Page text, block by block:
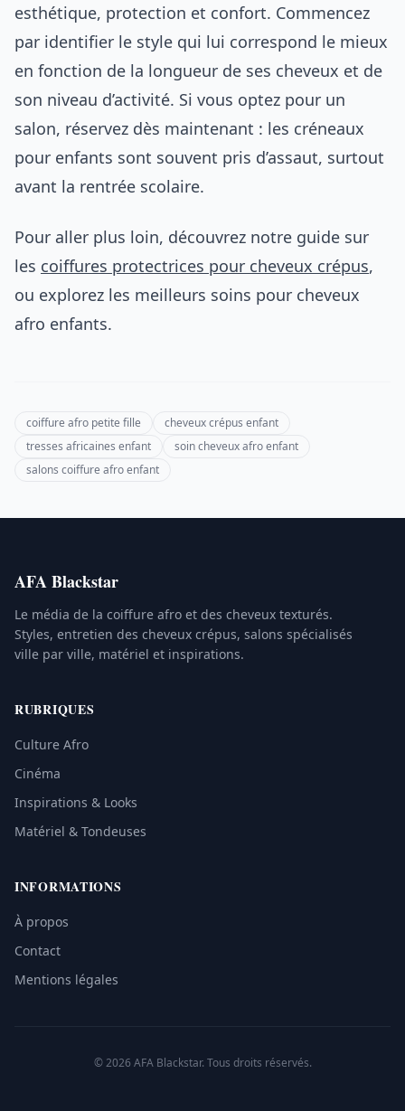
esthétique, protection et confort. Commencez
par identifier le style qui lui correspond le mieux
en fonction de la longueur de ses cheveux et de
son niveau d’activité. Si vous optez pour un
salon, réservez dès maintenant : les créneaux
pour enfants sont souvent pris d’assaut, surtout
avant la rentrée scolaire.
Pour aller plus loin, découvrez notre guide sur
les coiffures protectrices pour cheveux crépus,
ou explorez les meilleurs soins pour cheveux
afro enfants.
coiffure afro petite fille
cheveux crépus enfant
tresses africaines enfant
soin cheveux afro enfant
salons coiffure afro enfant
AFA Blackstar
Le média de la coiffure afro et des cheveux texturés.
Styles, entretien des cheveux crépus, salons spécialisés
ville par ville, matériel et inspirations.
RUBRIQUES
Culture Afro
Cinéma
Inspirations & Looks
Matériel & Tondeuses
INFORMATIONS
À propos
Contact
Mentions légales
© 2026 AFA Blackstar. Tous droits réservés.